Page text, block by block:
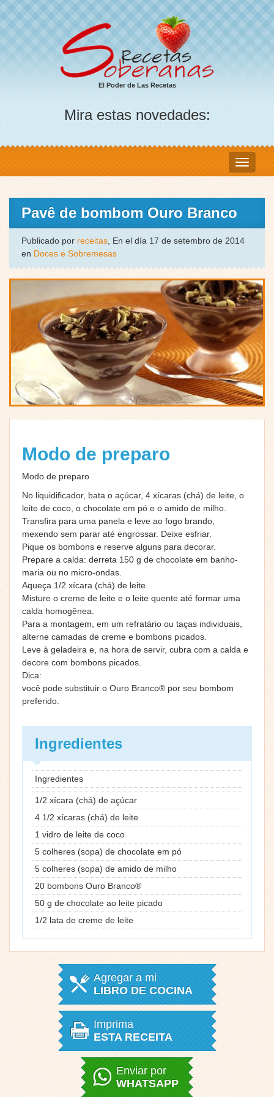
El Poder de Las Recetas
Mira estas novedades:
Pavê de bombom Ouro Branco
Publicado por receitas, En el día 17 de setembro de 2014
en Doces e Sobremesas
Modo de preparo
Modo de preparo
No liquidificador, bata o açúcar, 4 xícaras (chá) de leite, o
leite de coco, o chocolate em pó e o amido de milho.
Transfira para uma panela e leve ao fogo brando,
mexendo sem parar até engrossar. Deixe esfriar.
Pique os bombons e reserve alguns para decorar.
Prepare a calda: derreta 150 g de chocolate em banho-
maria ou no micro-ondas.
Aqueça 1/2 xícara (chá) de leite.
Misture o creme de leite e o leite quente até formar uma
calda homogênea.
Para a montagem, em um refratário ou taças individuais,
alterne camadas de creme e bombons picados.
Leve à geladeira e, na hora de servir, cubra com a calda e
decore com bombons picados.
Dica:
você pode substituir o Ouro Branco® por seu bombom
preferido.
Ingredientes
Ingredientes
1/2 xícara (chá) de açúcar
4 1/2 xícaras (chá) de leite
1 vidro de leite de coco
5 colheres (sopa) de chocolate em pó
5 colheres (sopa) de amido de milho
20 bombons Ouro Branco®
50 g de chocolate ao leite picado
1/2 lata de creme de leite
Agregar a mi
LIBRO DE COCINA
Imprima
ESTA RECEITA
Enviar por
WHATSAPP